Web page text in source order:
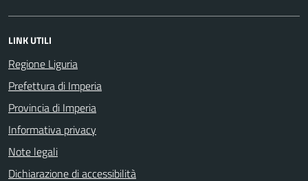
LINK UTILI
Regione Liguria
Prefettura di Imperia
Provincia di Imperia
Informativa privacy
Note legali
Dichiarazione di accessibilità